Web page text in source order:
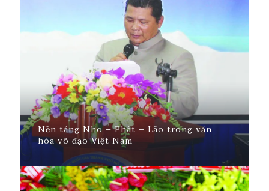
Nền tảng Nho – Phật – Lão trong văn
hóa võ đạo Việt Nam